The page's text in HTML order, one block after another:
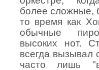
более сложные,
то время как
обычные
высоких нот.
всегда вызывал
часто лишь